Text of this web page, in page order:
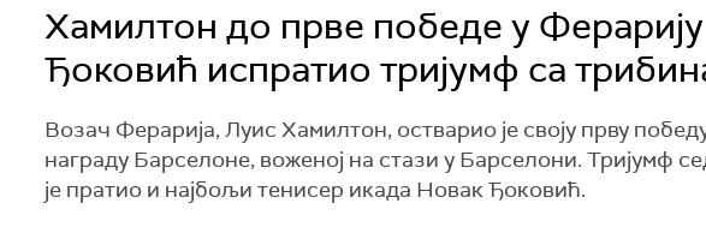
Хамилтон до прве победе у
Ђоковић испратио тријумф са
Возач Ферарија, Луис Хамилтон, остварио је своју прву
награду Барселоне, воженој на стази у Барселони. Тријумф
је пратио и најбољи тенисер икада Новак Ђоковић.